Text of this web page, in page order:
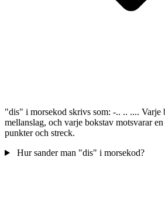
"dis" i morsekod skrivs som: -.. .. .... Varje
mellanslag, och varje bokstav motsvarar
punkter och streck.
Hur sander man "dis" i morsekod?